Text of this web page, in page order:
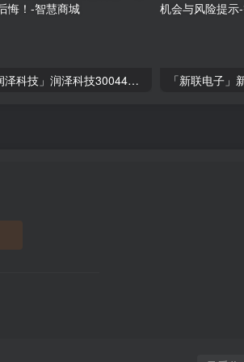
「润泽科技」润泽科技300442，营收翻倍增长，投资价值凸显，错过必后悔！